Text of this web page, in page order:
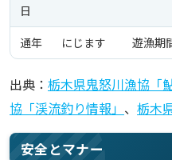
日
通年 にじます 遊漁期
出典： 栃木県鬼怒川漁協「
協「渓流釣り情報」 、 栃木
安全とマナー